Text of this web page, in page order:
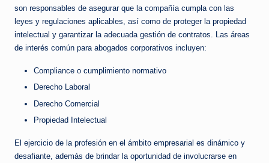
son responsables de asegurar que la compañía cumpla con las
leyes y regulaciones aplicables, así como de proteger la propiedad
intelectual y garantizar la adecuada gestión de contratos. Las áreas
de interés común para abogados corporativos incluyen:
Compliance o cumplimiento normativo
Derecho Laboral
Derecho Comercial
Propiedad Intelectual
El ejercicio de la profesión en el ámbito empresarial es dinámico y
desafiante, además de brindar la oportunidad de involucrarse en